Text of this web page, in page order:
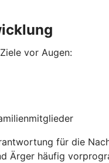
vor Augen:
für die
Ärger häufig